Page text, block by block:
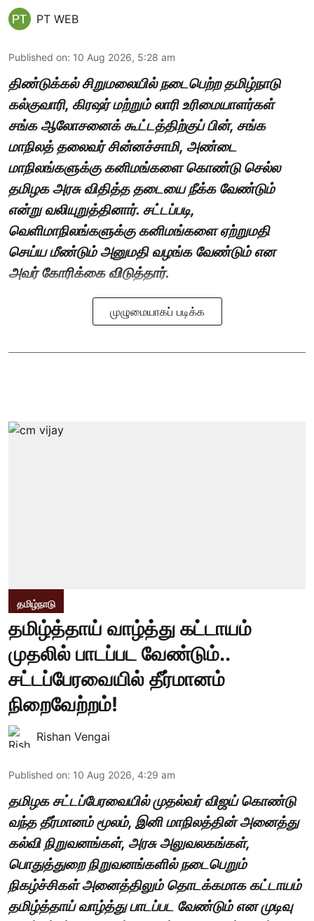
PT WEB
Published on: 10 Aug 2026, 5:28 am
திண்டுக்கல் சிறுமலையில் நடைபெற்ற தமிழ்நாடு
கல்குவாரி, கிரஷர் மற்றும் லாரி உரிமையாளர்கள்
சங்க ஆலோசனைக் கூட்டத்திற்குப் பின், சங்க
மாநிலத் தலைவர் சின்னச்சாமி, அண்டை
மாநிலங்களுக்கு கனிமங்களை கொண்டு செல்ல
தமிழக அரசு விதித்த தடையை நீக்க வேண்டும்
என்று வலியுறுத்தினார். சட்டப்படி,
வெளிமாநிலங்களுக்கு கனிமங்களை ஏற்றுமதி
செய்ய மீண்டும் அனுமதி வழங்க வேண்டும் என
அவர் கோரிக்கை விடுத்தார்.
முழுமையாகப் படிக்க
தமிழ்நாடு
தமிழ்த்தாய் வாழ்த்து கட்டாயம்
முதலில் பாடப்பட வேண்டும்..
சட்டப்பேரவையில் தீர்மானம்
நிறைவேற்றம்!
Rishan Vengai
Published on: 10 Aug 2026, 4:29 am
தமிழக சட்டப்பேரவையில் முதல்வர் விஜய் கொண்டு
வந்த தீர்மானம் மூலம், இனி மாநிலத்தின் அனைத்து
கல்வி நிறுவனங்கள், அரசு அலுவலகங்கள்,
பொதுத்துறை நிறுவனங்களில் நடைபெறும்
நிகழ்ச்சிகள் அனைத்திலும் தொடக்கமாக கட்டாயம்
தமிழ்த்தாய் வாழ்த்து பாடப்பட வேண்டும் என முடிவு